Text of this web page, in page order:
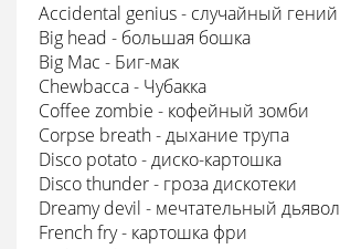
Accidental genius - случайный гений
Big head - большая бошка
Big Mac - Биг-мак
Chewbacca - Чубакка
Coffee zombie - кофейный зомби
Corpse breath - дыхание трупа
Disco potato - диско-картошка
Disco thunder - гроза дискотеки
Dreamy devil - мечтательный дьявол
French fry - картошка фри